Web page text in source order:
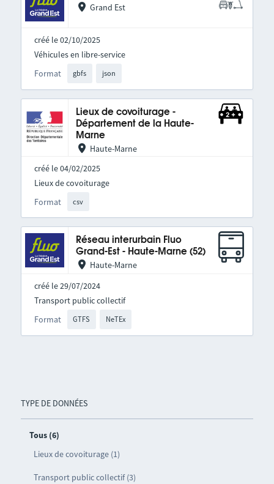
TYPE DE DONNÉES
Tous (6)
Lieux de covoiturage (1)
Transport public collectif (3)
Grand Est
créé le 02/10/2025
Format gbfs json
Véhicules en libre-service
Lieux de covoiturage -
Département de la Haute-
Marne
Haute-Marne
créé le 04/02/2025
Format csv
Lieux de covoiturage
Réseau interurbain Fluo
Grand-Est - Haute-Marne (52)
Haute-Marne
créé le 29/07/2024
Format GTFS NeTEx
Transport public collectif